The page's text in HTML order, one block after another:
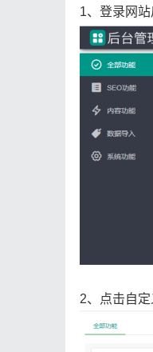
1、登录网站
2、点击自定